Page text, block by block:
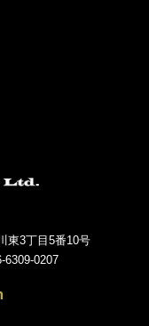
東3丁目5番10号
0207